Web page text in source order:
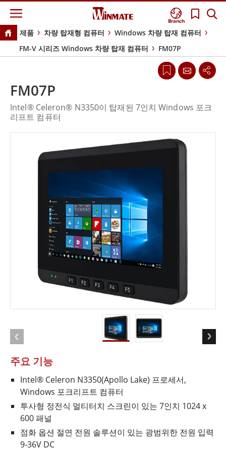
Branch
제품 차량 탑재형 컴퓨터
Windows 차량 탑재 컴퓨터
FM-V 시리즈 Windows 차량 탑재 컴퓨터
FM07P
주요 기능
Intel® Celeron N3350(Apollo Lake) 프로세서,
Windows 포크리프트 컴퓨터
투사형 정전식 멀티터치 스크린이 있는 7인치 1024 x
600 패널
점화 옵션 절연 전원 솔루션이 있는 광범위한 전원 입력
9-36V DC
FM07P
Intel® Celeron® N3350이 탑재된 7인치 Windows 포크
리프트 컴퓨터